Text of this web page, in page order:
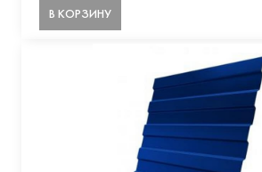
В КОРЗИНУ